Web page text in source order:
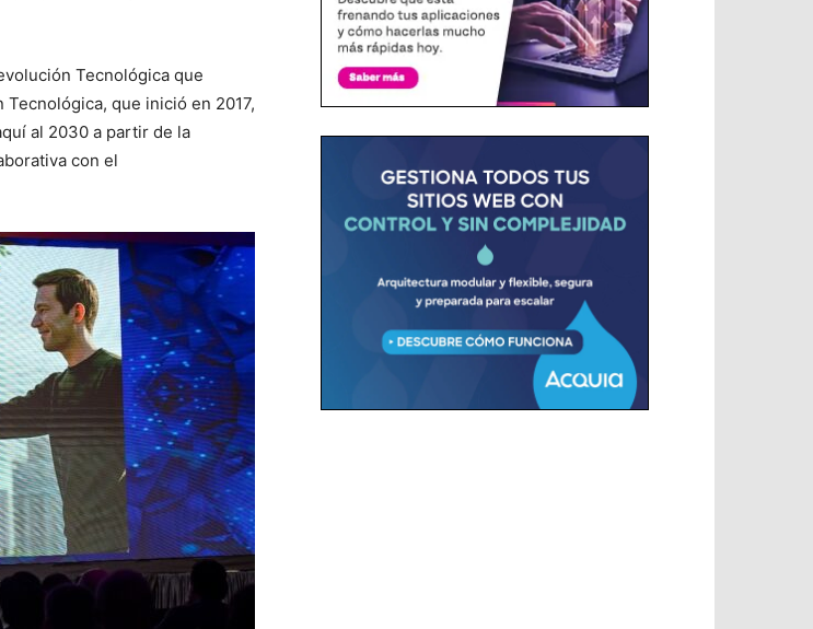
Tecnológica que
que inició en 2017,
al 2030 a partir de la
con el